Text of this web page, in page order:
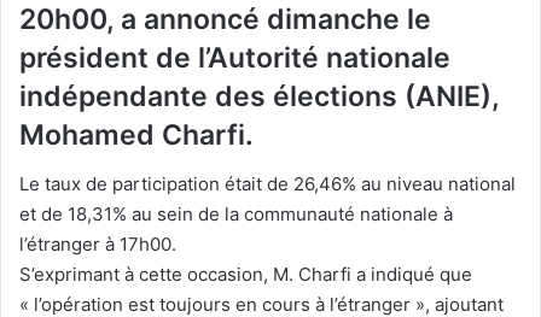
20h00, a annoncé dimanche le
président de l’Autorité nationale
indépendante des élections (ANIE),
Mohamed Charfi.
Le taux de participation était de 26,46% au niveau national
et de 18,31% au sein de la communauté nationale à
l’étranger à 17h00.
S’exprimant à cette occasion, M. Charfi a indiqué que
« l’opération est toujours en cours à l’étranger », ajoutant